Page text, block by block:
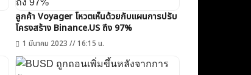
ลูกค้า Voyager โหวตเห็นด้วยกับแผนการปรับ
โครงสร้าง Binance.US ถึง 97%
1 มีนาคม 2023 // 16:15 น.